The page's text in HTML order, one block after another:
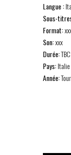
Langue :
Sous-
Format:
Son:xxx
Durée:TBC
Pays:Italie
Année: